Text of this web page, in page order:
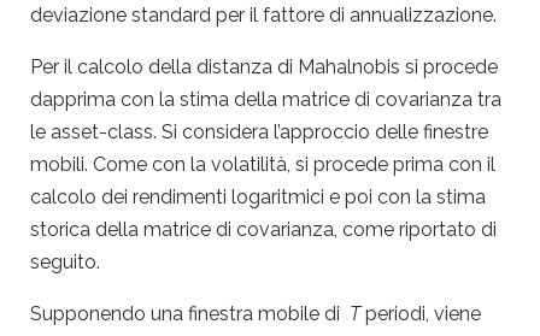
deviazione standard per il fattore di annualizzazione.
Per il calcolo della distanza di Mahalnobis si procede
dapprima con la stima della matrice di covarianza tra
le asset-class. Si considera l’approccio delle finestre
mobili. Come con la volatilità, si procede prima con il
calcolo dei rendimenti logaritmici e poi con la stima
storica della matrice di covarianza, come riportato di
seguito.
Supponendo una finestra mobile di Tperiodi, viene